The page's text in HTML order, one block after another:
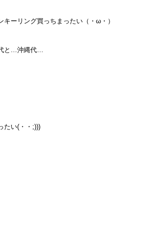
ーリング買っちまったい（・ω・）
と…沖縄代…
たい(・・;)))